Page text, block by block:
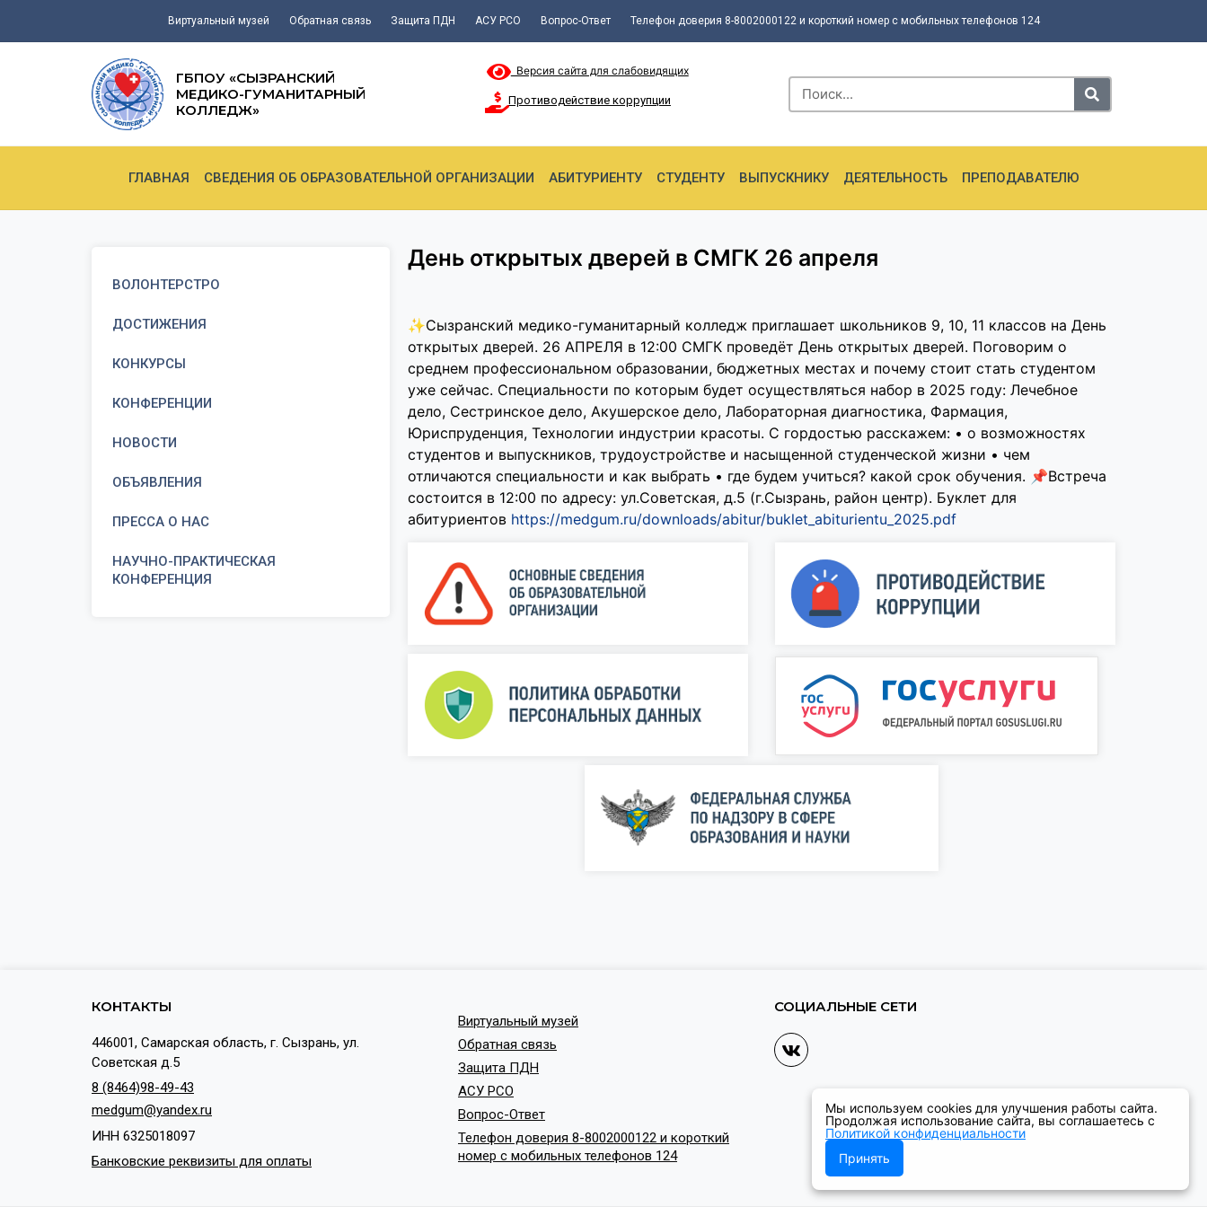
Виртуальный музей Обратная связь Защита ПДН АСУ РСО Вопрос-Ответ Телефон доверия 8-8002000122 и короткий номер с мобильных телефонов 124
ГБПОУ «СЫЗРАНСКИЙ
МЕДИКО-ГУМАНИТАРНЫЙ
КОЛЛЕДЖ»
Версия сайта для слабовидящих
Противодействие коррупции
ГЛАВНАЯ СВЕДЕНИЯ ОБ ОБРАЗОВАТЕЛЬНОЙ ОРГАНИЗАЦИИ АБИТУРИЕНТУ СТУДЕНТУ ВЫПУСКНИКУ ДЕЯТЕЛЬНОСТЬ ПРЕПОДАВАТЕЛЮ
ВОЛОНТЕРСТРО
ДОСТИЖЕНИЯ
КОНКУРСЫ
КОНФЕРЕНЦИИ
НОВОСТИ
ОБЪЯВЛЕНИЯ
ПРЕССА О НАС
НАУЧНО-ПРАКТИЧЕСКАЯ
КОНФЕРЕНЦИЯ
День открытых дверей в СМГК 26 апреля
✨Сызранский медико-гуманитарный колледж приглашает школьников 9, 10, 11 классов на День
открытых дверей. 26 АПРЕЛЯ в 12:00 СМГК проведёт День открытых дверей. Поговорим о
среднем профессиональном образовании, бюджетных местах и почему стоит стать студентом
уже сейчас. Специальности по которым будет осуществляться набор в 2025 году: Лечебное
дело, Сестринское дело, Акушерское дело, Лабораторная диагностика, Фармация,
Юриспруденция, Технологии индустрии красоты. С гордостью расскажем: • о возможностях
студентов и выпускников, трудоустройстве и насыщенной студенческой жизни • чем
отличаются специальности и как выбрать • где будем учиться? какой срок обучения. 📌Встреча
состоится в 12:00 по адресу: ул.Советская, д.5 (г.Сызрань, район центр). Буклет для
абитуриентов https://medgum.ru/downloads/abitur/buklet_abiturientu_2025.pdf
КОНТАКТЫ
446001, Самарская область, г. Сызрань, ул.
Советская д.5
8 (8464)98-49-43
medgum@yandex.ru
ИНН 6325018097
Банковские реквизиты для оплаты
Виртуальный музей
Обратная связь
Защита ПДН
АСУ РСО
Вопрос-Ответ
Телефон доверия 8-8002000122 и короткий
номер с мобильных телефонов 124
СОЦИАЛЬНЫЕ СЕТИ
Мы используем cookies для улучшения работы сайта.
Продолжая использование сайта, вы соглашаетесь с
Политикой конфиденциальности
Принять